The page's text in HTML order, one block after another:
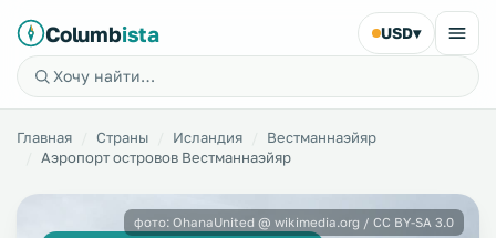
Columbista USD▾
Главная Страны Исландия
Вестманнаэйяр
Аэропорт островов Вестманнаэйяр
фото: OhanaUnited @ wikimedia.org / CC BY-SA 3.0